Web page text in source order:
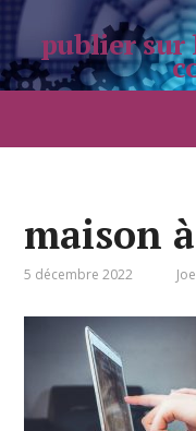
publier sur
maison
5 décembre 2022